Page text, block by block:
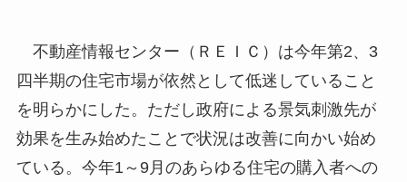
不動産情報センター（ＲＥＩＣ）は今年第2、3
四半期の住宅市場が依然として低迷していること
を明らかにした。ただし政府による景気刺激先が
効果を生み始めたことで状況は改善に向かい始め
ている。今年1～9月のあらゆる住宅の購入者への